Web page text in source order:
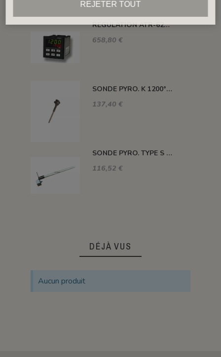
REGULATION ATR-621 13 ABC-T
658,80 €
SONDE PYRO. K 1200° 220MM AVEC TETE
137,40 €
SONDE PYRO. TYPE S 1400° 120MM SANS TETE
116,52 €
DÉJÀ VUS
Aucun produit
REJETER TOUT